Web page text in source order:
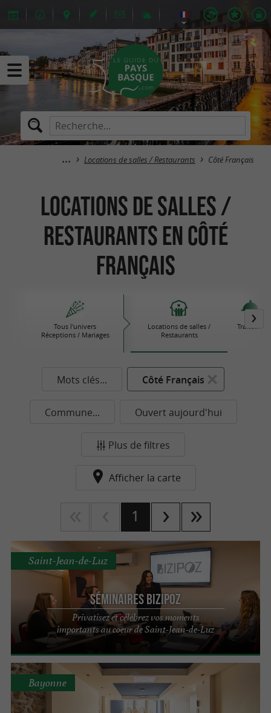
Locations de salles / Restaurants Côté Français
Locations de salles /
Restaurants en Côté
Français
Tous l'univers
Réceptions / Mariages
Locations de salles /
Restaurants
Traiteurs
Mots clés... Côté Français
Commune... Ouvert aujourd'hui
Plus de filtres
Afficher la carte
1
Séminaires Bizipoz
Privatisez et célébrez vos moments
importants au coeur de Saint-Jean-de-Luz
Saint-Jean-de-Luz
Bayonne